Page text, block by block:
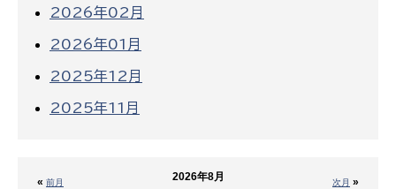
2026年02月
2026年01月
2025年12月
2025年11月
« 前月 次月 »
2026年8月